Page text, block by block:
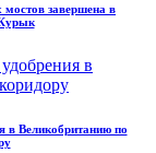
завершена в
в Великобританию по